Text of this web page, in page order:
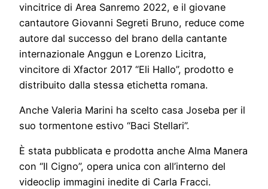
vincitrice di Area Sanremo 2022, e il giovane
cantautore Giovanni Segreti Bruno, reduce come
autore dal successo del brano della cantante
internazionale Anggun e Lorenzo Licitra,
vincitore di Xfactor 2017 “Eli Hallo”, prodotto e
distribuito dalla stessa etichetta romana.
Anche Valeria Marini ha scelto casa Joseba per il
suo tormentone estivo “Baci Stellari”.
È stata pubblicata e prodotta anche Alma Manera
con “Il Cigno”, opera unica con all’interno del
videoclip immagini inedite di Carla Fracci.